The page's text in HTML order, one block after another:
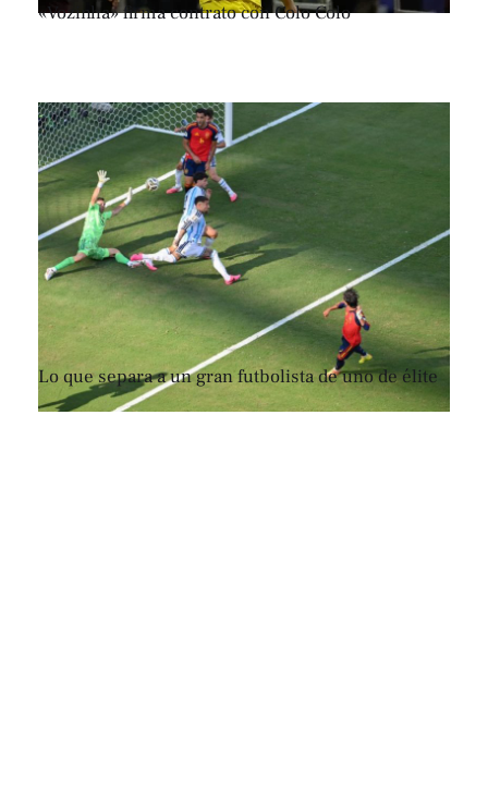
«Vozinha» firma contrato con Colo Colo
Lo que separa a un gran futbolista de uno de élite